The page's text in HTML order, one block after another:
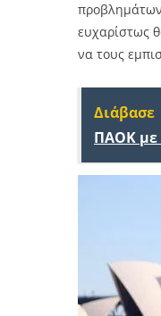
προβλημάτων
ευχαρίστως
να τους
Διάβασε
ΠΑΟΚ με